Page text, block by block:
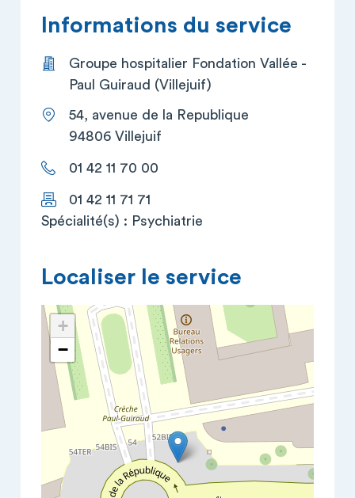
Informations du service
Groupe hospitalier Fondation Vallée -
Paul Guiraud (Villejuif)
54, avenue de la Republique
94806 Villejuif
01 42 11 70 00
01 42 11 71 71
Spécialité(s) : Psychiatrie
Localiser le service
+
−